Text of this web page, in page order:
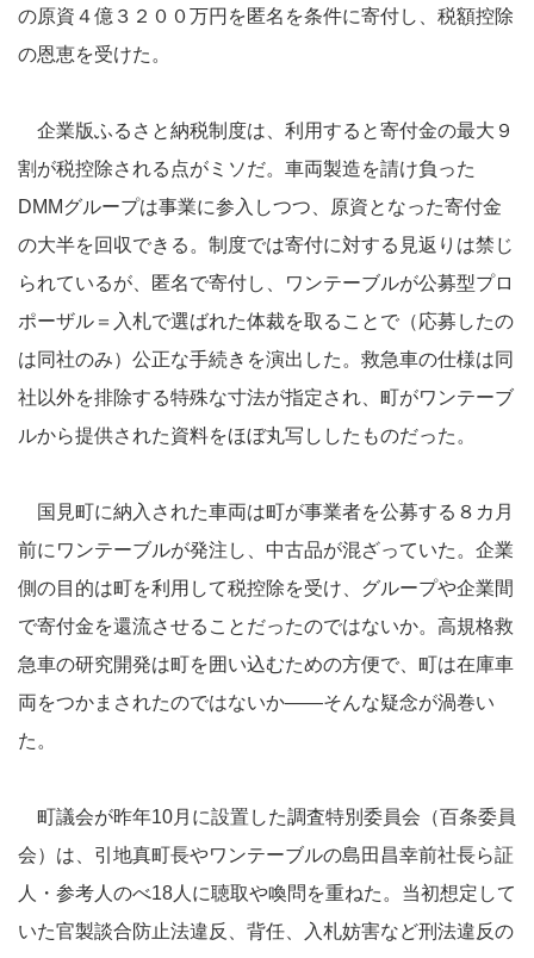
の原資４億３２００万円を匿名を条件に寄付し、税額控除
の恩恵を受けた。
企業版ふるさと納税制度は、利用すると寄付金の最大９
割が税控除される点がミソだ。車両製造を請け負った
DMMグループは事業に参入しつつ、原資となった寄付金
の大半を回収できる。制度では寄付に対する見返りは禁じ
られているが、匿名で寄付し、ワンテーブルが公募型プロ
ポーザル＝入札で選ばれた体裁を取ることで（応募したの
は同社のみ）公正な手続きを演出した。救急車の仕様は同
社以外を排除する特殊な寸法が指定され、町がワンテーブ
ルから提供された資料をほぼ丸写ししたものだった。
国見町に納入された車両は町が事業者を公募する８カ月
前にワンテーブルが発注し、中古品が混ざっていた。企業
側の目的は町を利用して税控除を受け、グループや企業間
で寄付金を還流させることだったのではないか。高規格救
急車の研究開発は町を囲い込むための方便で、町は在庫車
両をつかまされたのではないか――そんな疑念が渦巻い
た。
町議会が昨年10月に設置した調査特別委員会（百条委員
会）は、引地真町長やワンテーブルの島田昌幸前社長ら証
人・参考人のべ18人に聴取や喚問を重ねた。当初想定して
いた官製談合防止法違反、背任、入札妨害など刑法違反の